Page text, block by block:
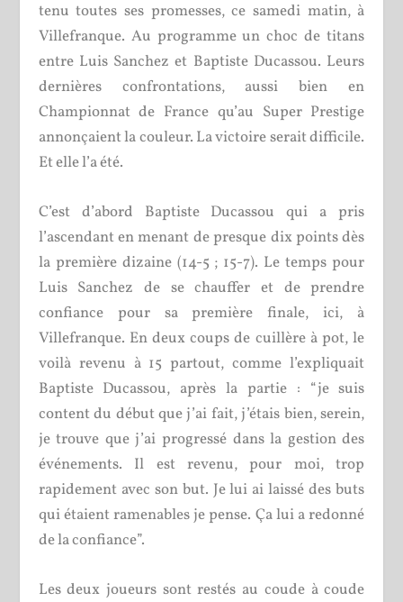
tenu toutes ses promesses, ce samedi matin, à
Villefranque. Au programme un choc de titans
entre Luis Sanchez et Baptiste Ducassou. Leurs
dernières confrontations, aussi bien en
Championnat de France qu’au Super Prestige
annonçaient la couleur. La victoire serait difficile.
Et elle l’a été.
C’est d’abord Baptiste Ducassou qui a pris
l’ascendant en menant de presque dix points dès
la première dizaine (14-5 ; 15-7). Le temps pour
Luis Sanchez de se chauffer et de prendre
confiance pour sa première finale, ici, à
Villefranque. En deux coups de cuillère à pot, le
voilà revenu à 15 partout, comme l’expliquait
Baptiste Ducassou, après la partie : “je suis
content du début que j’ai fait, j’étais bien, serein,
je trouve que j’ai progressé dans la gestion des
événements. Il est revenu, pour moi, trop
rapidement avec son but. Je lui ai laissé des buts
qui étaient ramenables je pense. Ça lui a redonné
de la confiance”.
Les deux joueurs sont restés au coude à coude